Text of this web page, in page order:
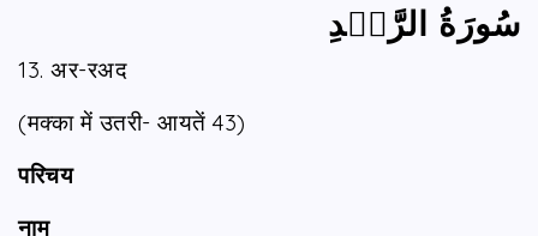
سُورَةُ الرَّعۡدِ
13. अर-रअद
(मक्का में उतरी- आयतें 43)
परिचय
नाम